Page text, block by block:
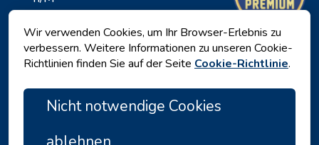
Kroatien
VAT ID: 20598733460
ID: HR-AB-23-060130534, MB:
0650676
Wir verwenden Cookies, um Ihr Browser-Erlebnis zu
verbessern. Weitere Informationen zu unseren Cookie-
Richtlinien finden Sie auf der Seite Cookie-Richtlinie.
Nicht notwendige Cookies